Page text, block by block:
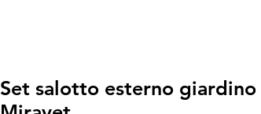
Set salotto esterno giardino